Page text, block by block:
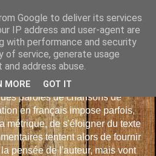
de
: déjà plus de 510 traductions -
paroles de chansons de
en français impose parfois,
métrique, de s'éloigner du texte
tentent alors de fournir
pensée de l'auteur, mais vont
Google to deliver its services
IP address and user-agent are
with performance and security
of service, generate usage
address abuse.
MORE GOT IT